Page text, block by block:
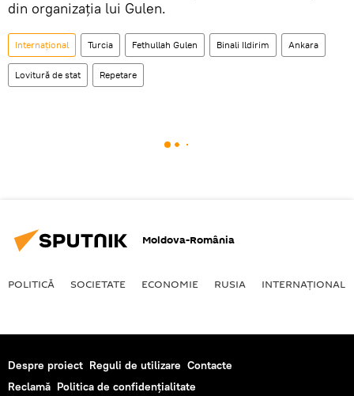
din organizația lui Gulen.
Internaţional Turcia Fethullah Gulen Binali Ildirim Ankara
Lovitură de stat Repetare
Moldova-România
POLITICĂ SOCIETATE ECONOMIE RUSIA INTERNAŢIONAL
Despre proiect Reguli de utilizare Contacte
Reclamă Politica de confidențialitate